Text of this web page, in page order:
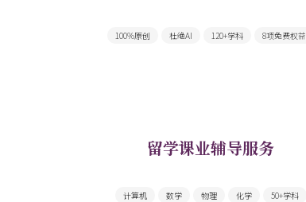
100%原创 杜绝AI 120+学科 8项免费权益
留学课业辅导服务
计算机 数学 物理 化学 50+学科